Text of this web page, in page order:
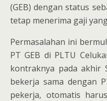
(GEB) dengan status
tetap menerima gaji
Permasalahan ini
PT GEB di PLTU
kontraknya pada akhir
bekerja sama dengan
pekerja, otomatis